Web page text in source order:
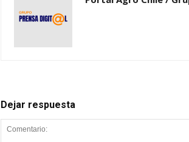
Dejar respuesta